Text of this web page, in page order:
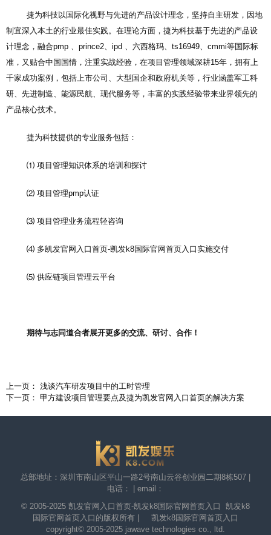
捷为科技以国际化视野与先进的产品设计理念，坚持自主研发，因地
制宜深入本土的行业最佳实践。在理论方面，捷为科技基于先进的产品设
计理念，融合pmp 、prince2、ipd 、六西格玛、ts16949、cmmi等国际标
准，又贴合中国国情，注重实战经验，在项目管理领域深耕15年，拥有上
千家成功案例，包括上市公司、大型国企和政府机关等，行业涵盖军工科
研、先进制造、能源民航、现代服务等，丰富的实践经验带来业界领先的
产品核心技术。
捷为科技提供的专业服务包括：
⑴ 项目管理知识体系的培训和探讨
⑵ 项目管理pmp认证
⑶ 项目管理业务流程轻咨询
⑷ 多凯发官网入口首页-凯发k8国际官网首页入口 实施交付
⑸ 供应链项目管理云平台
期待与志同道合者展开更多的交流、研讨、合作！
上一页： 浅谈汽车研发项目中的工时管理
下一页： 甲方建设项目管理要点及捷为凯发官网入口首页的解决方案
总部地址：深圳市南山区平山一路2号南山云谷创业园二期8栋507 |
电话： | email：
© 2005-2025 凯发官网入口首页-凯发k8国际官网首页入口
凯发k8
国际官网首页入口的版权所有 | 凯发k8国际官网首页入口
copyright© 2005-2025 jawave technologies co., ltd.